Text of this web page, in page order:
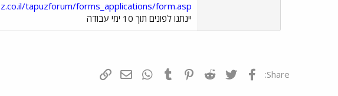
tapuzforum/forms_applications/form.asp
יינתנו לפונים תוך 10 ימי עבודה
Share: פייסבוק Twitter
Reddit
Pinterest
Tumblr
WhatsAppדואר אלקטרוני